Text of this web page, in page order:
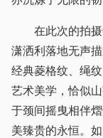
在此次的拍摄
潇洒利落地无声
经典菱格纹、绳
艺术美学，恰似
于颈间摇曳相伴
美臻贵的永恒。